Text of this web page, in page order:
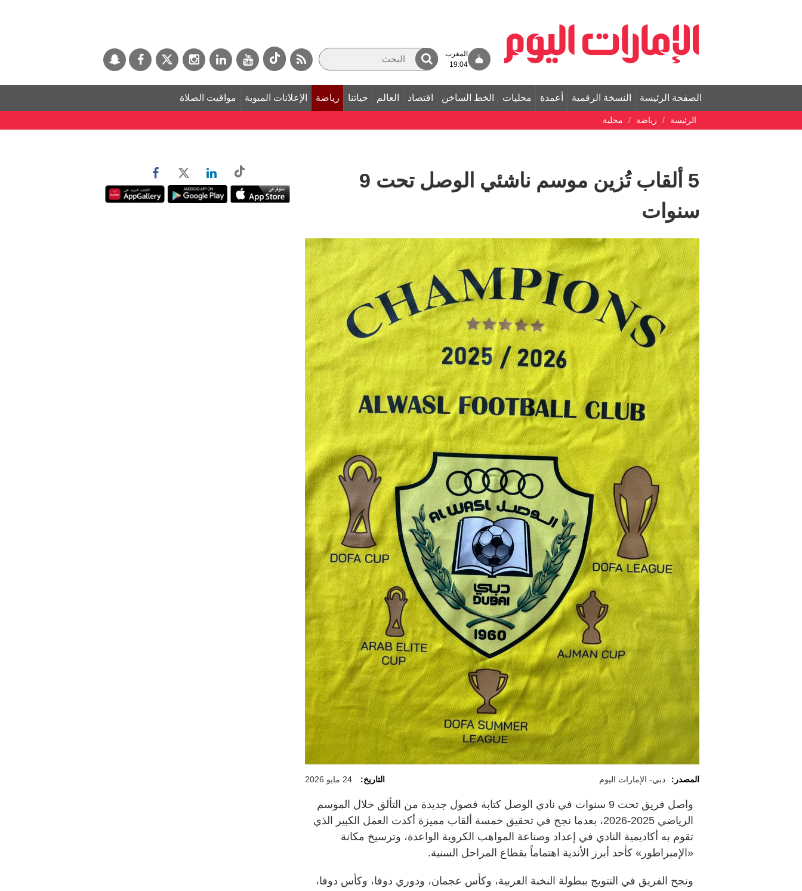
المغرب
19:04
الصفحة الرئيسة النسخة الرقمية أعمدة محليات الخط الساخن اقتصاد العالم حياتنا رياضة الإعلانات المبوبة مواقيت الصلاة
الرئيسة رياضة محلية
5 ألقاب تُزين موسم ناشئي الوصل تحت 9
سنوات
المصدر: دبي- الإمارات اليوم التاريخ: 24 مايو 2026
واصل فريق تحت 9 سنوات في نادي الوصل كتابة فصول جديدة من التألق خلال الموسم
الرياضي 2025-2026، بعدما نجح في تحقيق خمسة ألقاب مميزة أكدت العمل الكبير الذي
تقوم به أكاديمية النادي في إعداد وصناعة المواهب الكروية الواعدة، وترسيخ مكانة
«الإمبراطور» كأحد أبرز الأندية اهتماماً بقطاع المراحل السنية.
ونجح الفريق في التتويج ببطولة النخبة العربية، وكأس عجمان، ودوري دوفا، وكأس دوفا،